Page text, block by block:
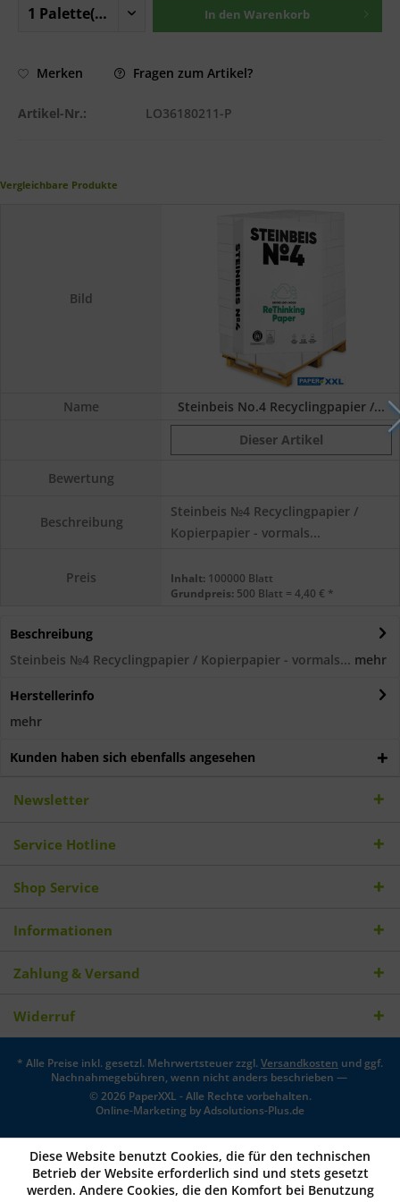
In den Warenkorb
Merken Fragen zum Artikel?
Artikel-Nr.: LO36180211-P
Vergleichbare Produkte
Bild
Name
Steinbeis No.4 Recyclingpapier /...
Dieser Artikel
Bewertung
Beschreibung
Steinbeis №4 Recyclingpapier /
Kopierpapier - vormals...
Preis Inhalt: 100000 Blatt
Grundpreis: 500 Blatt = 4,40 € *
Beschreibung
Steinbeis №4 Recyclingpapier / Kopierpapier - vormals... mehr
Herstellerinfo
mehr
Kunden haben sich ebenfalls angesehen
Newsletter
Service Hotline
Shop Service
Informationen
Zahlung & Versand
Widerruf
* Alle Preise inkl. gesetzl. Mehrwertsteuer zzgl.Versandkosten und ggf.
Nachnahmegebühren, wenn nicht anders beschrieben —
© 2026 PaperXXL - Alle Rechte vorbehalten.
Online-Marketing byAdsolutions-Plus.de
Diese Website benutzt Cookies, die für den technischen
Betrieb der Website erforderlich sind und stets gesetzt
werden. Andere Cookies, die den Komfort bei Benutzung